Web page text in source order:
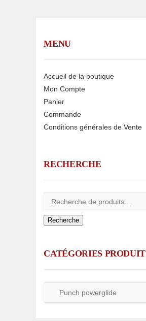
MENU
Accueil de la boutique
Mon Compte
Panier
Commande
Conditions générales de Vente
RECHERCHE
Recherche
CATÉGORIES PRODUIT